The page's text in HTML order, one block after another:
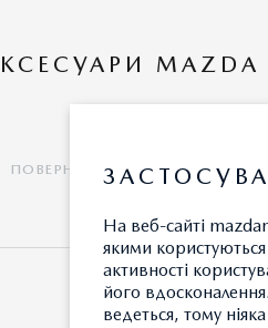
ПОВЕРНУТИСЯ ДО КАТАЛОГУ
На веб-сайті
якими
активності
його
ведеться, тому